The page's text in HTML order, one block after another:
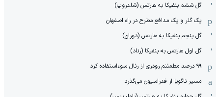
گل ششم بنفیکا به هارتس (شلدروپ)
یک گلر و یک مدافع مطرح در راه اصفهان
گل پنجم بنفیکا به هارتس (دوران)
گل اول هارتس به بنفیکا (رناد)
۹۹ درصد مطمئنم رودری از رئال سوءاستفاده کرد
مسیر ناگویا از فدراسیون می‌گذرد